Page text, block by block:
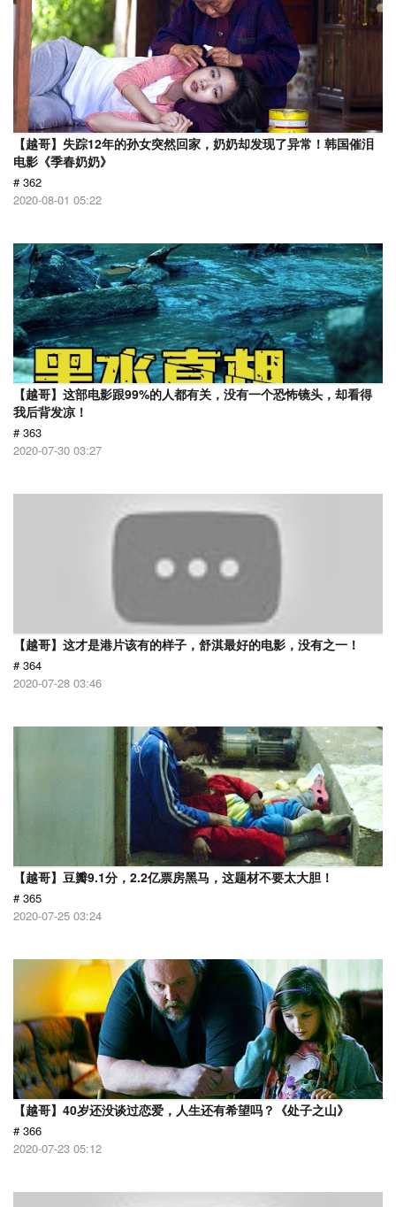
【越哥】失踪12年的孙女突然回家，奶奶却发现了异常！韩国催泪
电影《季春奶奶》
# 362
2020-08-01 05:22
【越哥】这部电影跟99%的人都有关，没有一个恐怖镜头，却看得
我后背发凉！
# 363
2020-07-30 03:27
【越哥】这才是港片该有的样子，舒淇最好的电影，没有之一！
# 364
2020-07-28 03:46
【越哥】豆瓣9.1分，2.2亿票房黑马，这题材不要太大胆！
# 365
2020-07-25 03:24
【越哥】40岁还没谈过恋爱，人生还有希望吗？《处子之山》
# 366
2020-07-23 05:12